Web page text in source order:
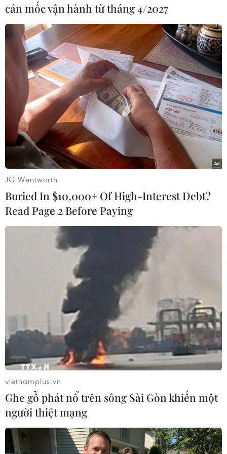
#Áo rét #Trời hửng nắng
#Gió Đông Bắc
#Sương mù
#Độ ẩm
TIN LIÊN QUAN
Không khí lạnh suy yếu, nền nhiệt độ tại
Bắc Bộ tăng dần
cán mốc vận hành từ tháng 4/2027
JG Wentworth
Buried In $10,000+ Of High-Interest Debt?
Read Page 2 Before Paying
vietnamplus.vn
Ghe gỗ phát nổ trên sông Sài Gòn khiến một
người thiệt mạng